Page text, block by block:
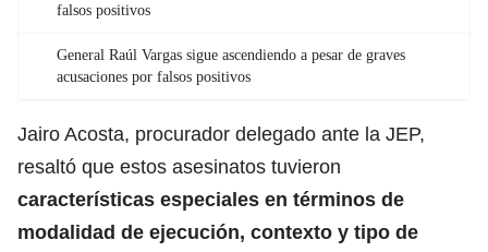
falsos positivos
General Raúl Vargas sigue ascendiendo a pesar de graves
acusaciones por falsos positivos
Jairo Acosta, procurador delegado ante la JEP,
resaltó que estos asesinatos tuvieron
características especiales en términos de
modalidad de ejecución, contexto y tipo de